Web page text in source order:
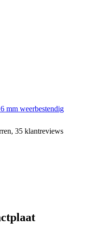
mm weerbestendig
35 klantreviews